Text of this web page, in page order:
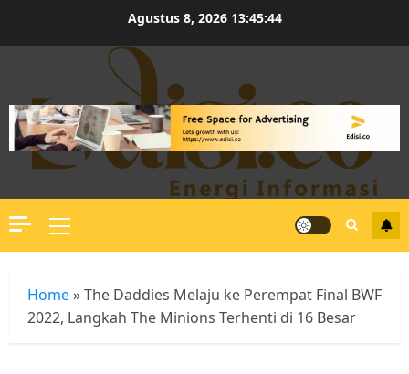
Agustus 8, 2026 13:45:44
Primary
Menu
Home »The Daddies Melaju ke Perempat Final BWF
2022, Langkah The Minions Terhenti di 16 Besar